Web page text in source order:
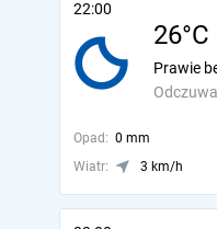
22:00
26°C
Prawie
Opad: 0 mm
Wiatr:
3 km/h